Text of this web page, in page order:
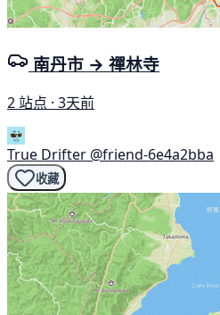
南丹市 → 禪林寺
2 站点 · 3天前
True Drifter @friend-6e4a2bba
收藏